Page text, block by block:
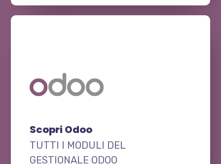
Scopri Odoo
TUTTI I MODULI DEL
GESTIONALE ODOO